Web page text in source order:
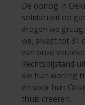
De oorlog in
solidariteit op
dragen we
we, alvast tot 31
van onze
Rechtsbijstand
die hun woning
én voor hun
thuis creëren.